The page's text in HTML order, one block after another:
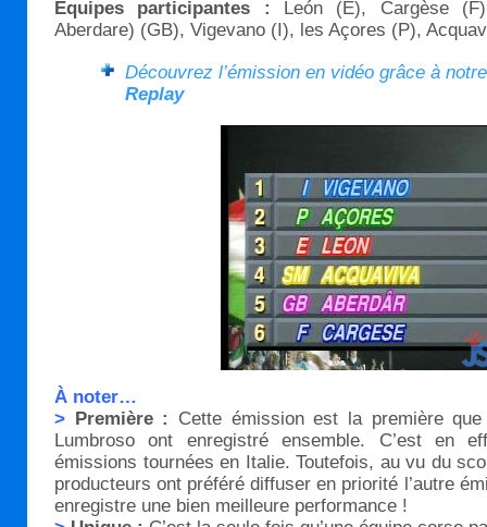
Équipes participantes : León (E), Cargèse
Aberdare) (GB), Vigevano (I), les Açores (P),
Découvrez l’émission en vidéo grâce à
Replay
À noter…
> Première :
Cette émission est la première
Lumbroso ont enregistré ensemble. C’est en
émissions tournées en Italie. Toutefois, au vu du
producteurs ont préféré diffuser en priorité l’autre
enregistre une bien meilleure performance !